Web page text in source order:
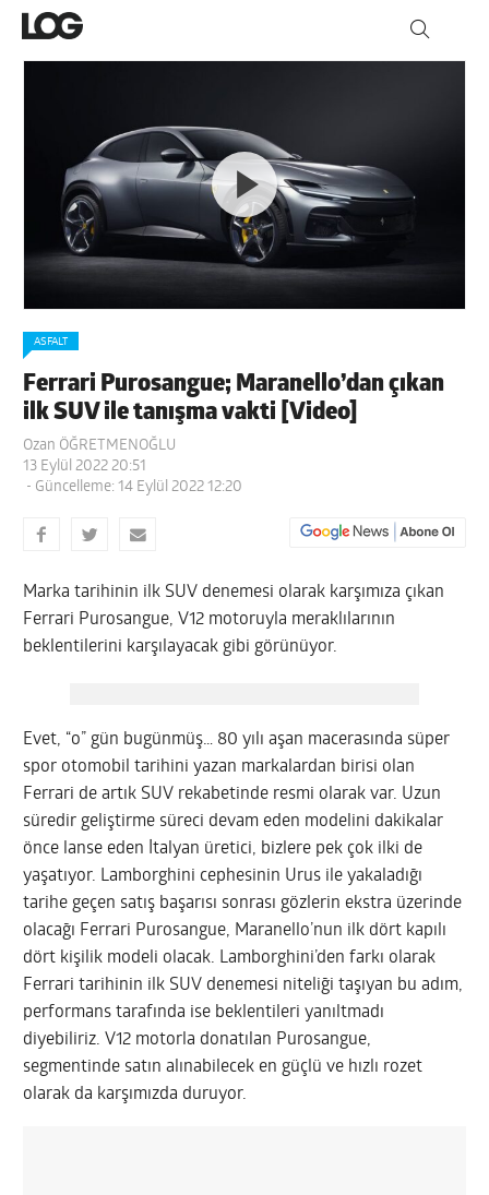
ASFALT
Ferrari Purosangue; Maranello’dan çıkan
ilk SUV ile tanışma vakti [Video]
Ozan ÖĞRETMENOĞLU
13 Eylül 2022 20:51
- Güncelleme: 14 Eylül 2022 12:20
Marka tarihinin ilk SUV denemesi olarak karşımıza çıkan
Ferrari Purosangue, V12 motoruyla meraklılarının
beklentilerini karşılayacak gibi görünüyor.
Evet, “o” gün bugünmüş… 80 yılı aşan macerasında süper
spor otomobil tarihini yazan markalardan birisi olan
Ferrari de artık SUV rekabetinde resmi olarak var. Uzun
süredir geliştirme süreci devam eden modelini dakikalar
önce lanse eden İtalyan üretici, bizlere pek çok ilki de
yaşatıyor. Lamborghini cephesinin Urus ile yakaladığı
tarihe geçen satış başarısı sonrası gözlerin ekstra üzerinde
olacağı Ferrari Purosangue, Maranello’nun ilk dört kapılı
dört kişilik modeli olacak. Lamborghini’den farkı olarak
Ferrari tarihinin ilk SUV denemesi niteliği taşıyan bu adım,
performans tarafında ise beklentileri yanıltmadı
diyebiliriz. V12 motorla donatılan Purosangue,
segmentinde satın alınabilecek en güçlü ve hızlı rozet
olarak da karşımızda duruyor.